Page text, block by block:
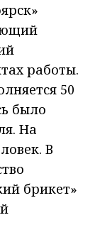
работы.
50
было
На
В
брикет»